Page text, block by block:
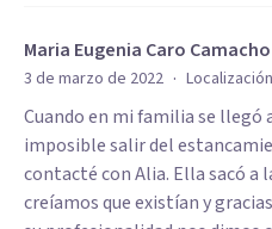
Maria Eugenia Caro Camacho
3 de marzo de 2022 ·
Cuando en mi familia se llegó
imposible salir del
contacté con Alia. Ella sacó a
creíamos que existían y